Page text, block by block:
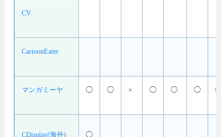
CV
CartoonEater
マンガミーヤ ◯ ◯ × ◯ ◯ ◯
CDisplay(海外) ◯